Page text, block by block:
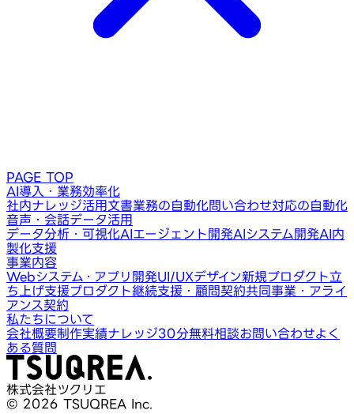
PAGE TOP
AI導入・業務効率化
社内ナレッジ活用文書業務の自動化問い合わせ対応の自動化
音声・会話データ活用
データ分析・可視化AIエージェント開発AIシステム開発AI内
製化支援
事業内容
Webシステム・アプリ開発UI/UXデザイン新規プロダクト立
ち上げ支援プロダクト継続支援・顧問契約共同事業・アライ
アンス契約
私たちについて
会社概要制作実績ナレッジ30分無料相談お問い合わせよく
ある質問
株式会社ツクリエ
© 2026 TSUQREA Inc.